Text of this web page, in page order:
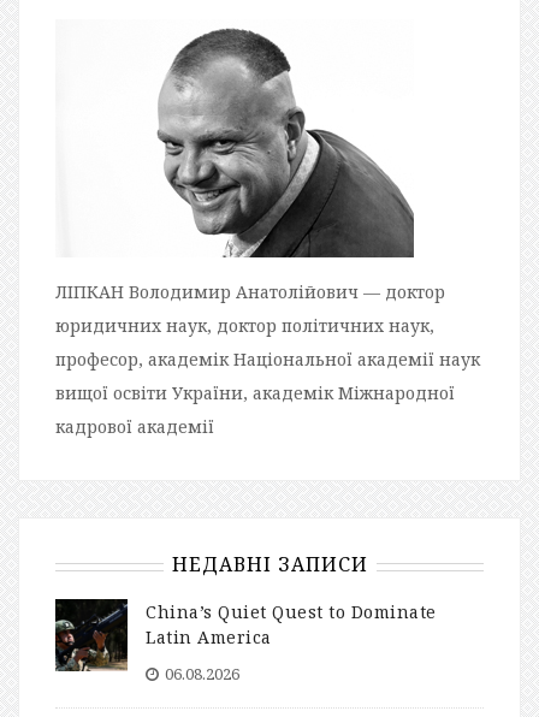
ЛІПКАН Володимир Анатолійович — доктор
юридичних наук, доктор політичних наук,
професор, академік Національної академії наук
вищої освіти України, академік Міжнародної
кадрової академії
НЕДАВНІ ЗАПИСИ
China’s Quiet Quest to Dominate
Latin America
06.08.2026